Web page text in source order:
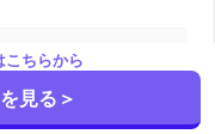
・企業向けコンサルテ
ン事業
こちらから
見る＞